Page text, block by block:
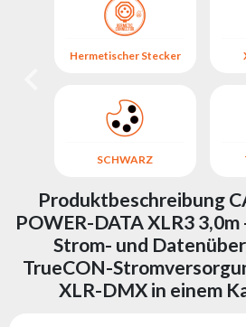
Hermetischer Stecker
SCHWARZ
Produktbeschreibung
POWER-DATA XLR3
Strom- und
TrueCON-
XLR-DMX in einem